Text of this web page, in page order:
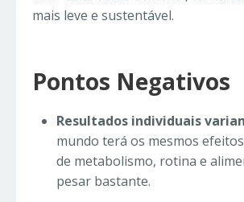
mais leve e sustentável.
Pontos Negativos
Resultados individuais
mundo terá os mesmos
de metabolismo, rotina e
pesar bastante.